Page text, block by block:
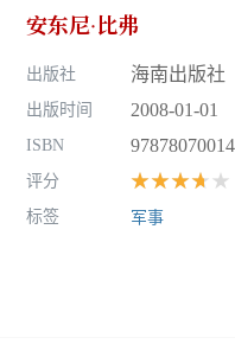
安东尼·比弗
出版社 海南出版社
出版时间 2008-01-01
ISBN
评分 ★★★★★
标签 军事